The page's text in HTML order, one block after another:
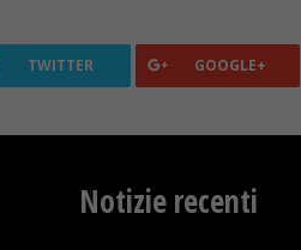
TWITTER GOOGLE+
Notizie recenti